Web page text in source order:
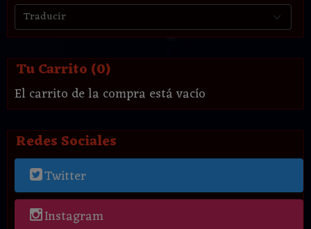
Tu Carrito (0)
El carrito de la compra está vacío
Redes Sociales
Twitter
Instagram